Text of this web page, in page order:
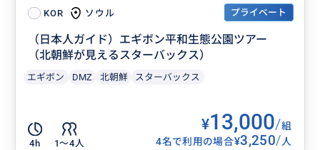
KOR ソウル プライベート
（日本人ガイド）エギボン平和生態公園ツアー
（北朝鮮が見えるスターバックス）
エギボン DMZ 北朝鮮 スターバックス
4h 1〜4人
¥13,000/組
4名で利用の場合¥3,250/人